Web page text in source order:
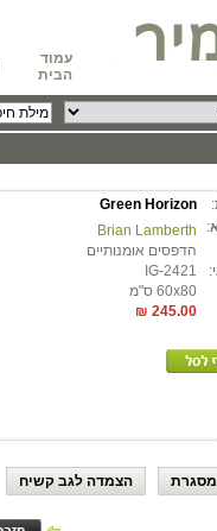
עמוד
הבית
Green Horizon
:
Brian Lamberth
הדפסים אומנותיים
IG-2421
60x80 ס"מ
245.00 ₪
הצמדה לגב קשיח